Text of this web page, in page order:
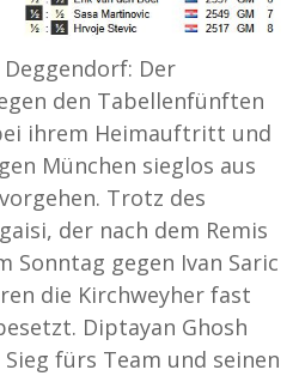
Der
den Tabellenfünften
ihrem Heimauftritt und
München sieglos aus
Trotz des
der nach dem Remis
Sonntag gegen Ivan Saric
die Kirchweyher fast
Diptayan Ghosh
fürs Team und seinen